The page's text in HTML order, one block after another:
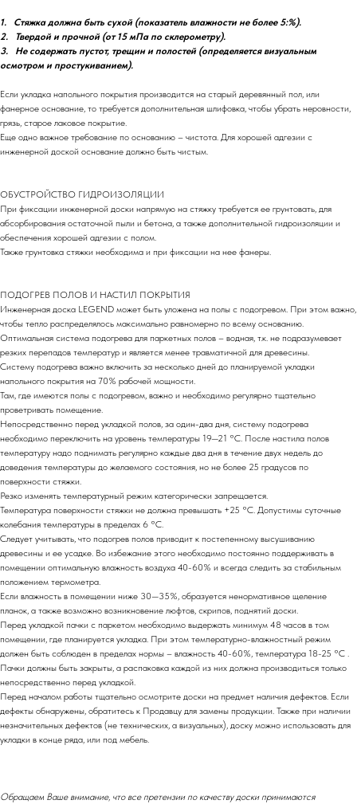
1. Стяжка должна быть сухой (показатель влажности не более 5:%).
2. Твердой и прочной (от 15 мПа по склерометру).
3. Не содержать пустот, трещин и полостей (определяется визуальным
осмотром и простукиванием).
Если укладка напольного покрытия производится на старый деревянный пол, или
фанерное основание, то требуется дополнительная шлифовка, чтобы убрать неровности,
грязь, старое лаковое покрытие.
Еще одно важное требование по основанию – чистота. Для хорошей адгезии с
инженерной доской основание должно быть чистым.
ОБУСТРОЙСТВО ГИДРОИЗОЛЯЦИИ
При фиксации инженерной доски напрямую на стяжку требуется ее грунтовать, для
абсорбирования остаточной пыли и бетона, а также дополнительной гидроизоляции и
обеспечения хорошей адгезии с полом.
Также грунтовка стяжки необходима и при фиксации на нее фанеры.
ПОДОГРЕВ ПОЛОВ И НАСТИЛ ПОКРЫТИЯ
Инженерная доска LEGEND может быть уложена на полы с подогревом. При этом важно,
чтобы тепло распределялось максимально равномерно по всему основанию.
Оптимальная система подогрева для паркетных полов – водная, т.к. не подразумевает
резких перепадов температур и является менее травматичной для древесины.
Систему подогрева важно включить за несколько дней до планируемой укладки
напольного покрытия на 70% рабочей мощности.
Там, где имеются полы с подогревом, важно и необходимо регулярно тщательно
проветривать помещение.
Непосредственно перед укладкой полов, за один-два дня, систему подогрева
необходимо переключить на уровень температуры 19—21 °С. После настила полов
температуру надо поднимать регулярно каждые два дня в течение двух недель до
доведения температуры до желаемого состояния, но не более 25 градусов по
поверхности стяжки.
Резко изменять температурный режим категорически запрещается.
Температура поверхности стяжки не должна превышать +25 °С. Допустимы суточные
колебания температуры в пределах 6 °С.
Следует учитывать, что подогрев полов приводит к постепенному высушиванию
древесины и ее усадке. Во избежание этого необходимо постоянно поддерживать в
помещении оптимальную влажность воздуха 40-60% и всегда следить за стабильным
положением термометра.
Если влажность в помещении ниже 30—35%, образуется ненормативное щеление
планок, а также возможно возникновение люфтов, скрипов, поднятий доски.
Перед укладкой пачки с паркетом необходимо выдержать минимум 48 часов в том
помещении, где планируется укладка. При этом температурно-влажностный режим
должен быть соблюден в пределах нормы – влажность 40-60%, температура 18-25 °С .
Пачки должны быть закрыты, а распаковка каждой из них должна производиться только
непосредственно перед укладкой.
Перед началом работы тщательно осмотрите доски на предмет наличия дефектов. Если
дефекты обнаружены, обратитесь к Продавцу для замены продукции. Также при наличии
незначительных дефектов (не технических, а визуальных), доску можно использовать для
укладки в конце ряда, или под мебель.
Обращаем Ваше внимание, что все претензии по качеству доски принимаются